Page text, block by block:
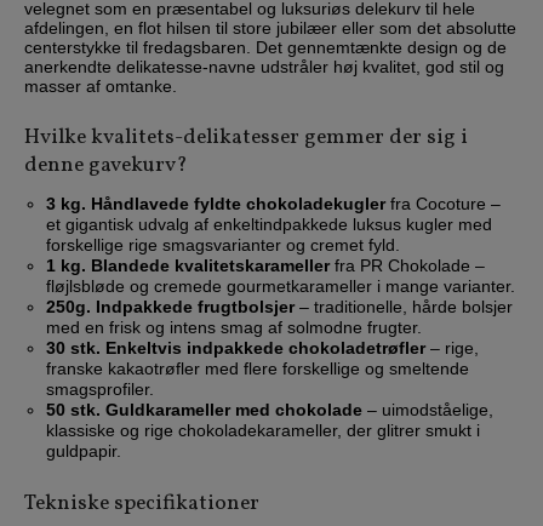
velegnet som en præsentabel og luksuriøs delekurv til hele
afdelingen, en flot hilsen til store jubilæer eller som det absolutte
centerstykke til fredagsbaren. Det gennemtænkte design og de
anerkendte delikatesse-navne udstråler høj kvalitet, god stil og
masser af omtanke.
Hvilke kvalitets-delikatesser gemmer der sig i
denne gavekurv?
3 kg. Håndlavede fyldte chokoladekuglerfra Cocoture –
et gigantisk udvalg af enkeltindpakkede luksus kugler med
forskellige rige smagsvarianter og cremet fyld.
1 kg. Blandede kvalitetskaramellerfra PR Chokolade –
fløjlsbløde og cremede gourmetkarameller i mange varianter.
250g. Indpakkede frugtbolsjer– traditionelle, hårde bolsjer
med en frisk og intens smag af solmodne frugter.
30 stk. Enkeltvis indpakkede chokoladetrøfler– rige,
franske kakaotrøfler med flere forskellige og smeltende
smagsprofiler.
50 stk. Guldkarameller med chokolade– uimodståelige,
klassiske og rige chokoladekarameller, der glitrer smukt i
guldpapir.
Tekniske specifikationer